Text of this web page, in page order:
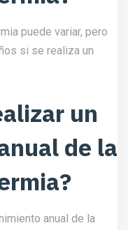
puede variar, pero
si se realiza un
un
de la
anual de la